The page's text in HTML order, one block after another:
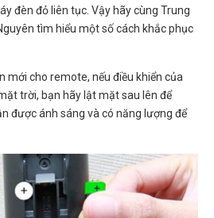
đèn đỏ liên tục. Vậy hãy cùng Trung
tìm hiểu một số cách khắc phục
mới cho remote, nếu điều khiển của
trời, bạn hãy lật mặt sau lên để
được ánh sáng và có năng lượng để